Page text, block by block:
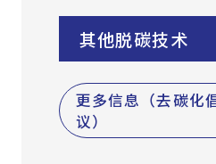
其他脱碳技术
更多信息（去碳化
议）